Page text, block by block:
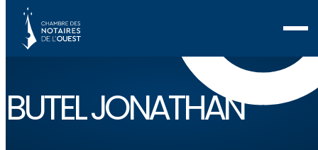
BUTEL JONATHAN